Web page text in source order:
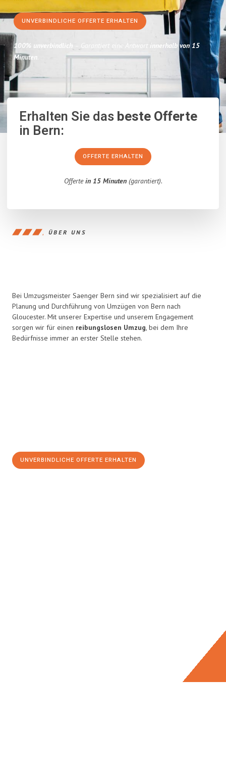
UNVERBINDLICHE OFFERTE ERHALTEN
100% unverbindlich – Garantiert eine Antwort innerhalb von 15
Minuten.
Erhalten Sie dasbeste Offerte
in Bern:
OFFERTE ERHALTEN
Offertein 15 Minuten(garantiert).
ÜBER UNS
Bei Umzugsmeister Saenger Bern sind wir spezialisiert auf die
Planung und Durchführung von Umzügen von Bern nach
Gloucester. Mit unserer Expertise und unserem Engagement
sorgen wir für einen reibungslosen Umzug, bei dem Ihre
Bedürfnisse immer an erster Stelle stehen.
UNVERBINDLICHE OFFERTE ERHALTEN